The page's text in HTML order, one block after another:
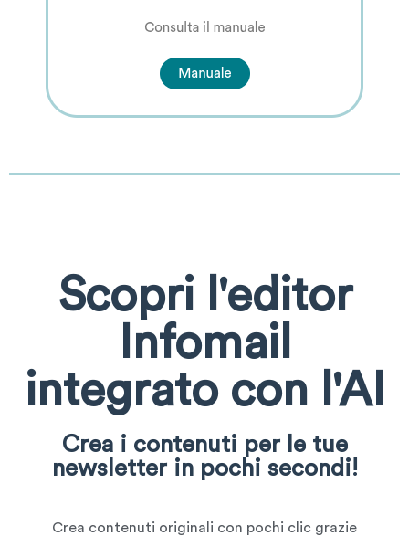
Scopri l'editor
Infomail
integrato con l'AI
Crea i contenuti per le tue
newsletter in pochi secondi!
Crea contenuti originali con pochi clic grazie